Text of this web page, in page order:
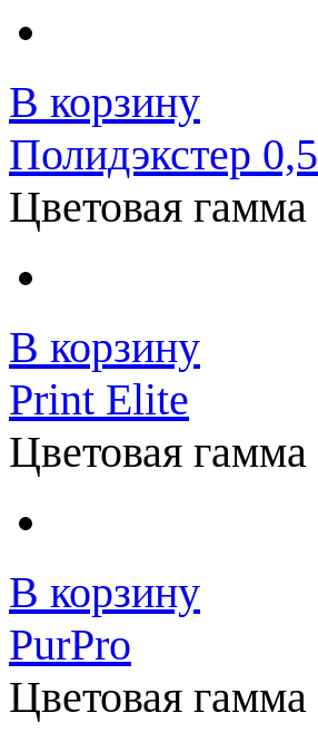
В корзину
Полидэкстер 0,5
Цветовая гамма
В корзину
Print Elite
Цветовая гамма
В корзину
PurPro
Цветовая гамма